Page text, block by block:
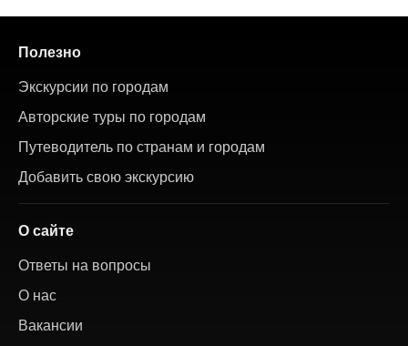
Полезно
Экскурсии по городам
Авторские туры по городам
Путеводитель по странам и городам
Добавить свою экскурсию
О сайте
Ответы на вопросы
О нас
Вакансии